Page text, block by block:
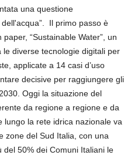
una questione
Il primo passo è
“Sustainable Water”, un
diverse tecnologie digitali per
applicate a 14 casi d’uso
decisive per raggiungere gli
Oggi la situazione del
da regione a regione e da
la rete idrica nazionale va
zone del Sud Italia, con una
del 50% dei Comuni Italiani le